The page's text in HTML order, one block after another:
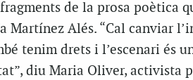
de la prosa poètica
Martínez Alés. “Cal canviar
tenim drets i l’escenari és
diu Maria Oliver, activista